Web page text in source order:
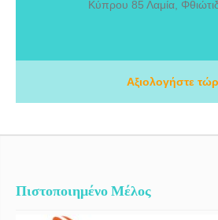
υπέρηχους, δυνατότητα αιμοτολογικών
Κύπρου 85 Λαμία,
Αξιολογήστε
Πιστοποιημένο Μέλος